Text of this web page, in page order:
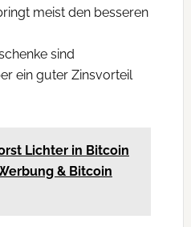
meist den besseren
sind
ein guter Zinsvorteil
Lichter in Bitcoin
& Bitcoin